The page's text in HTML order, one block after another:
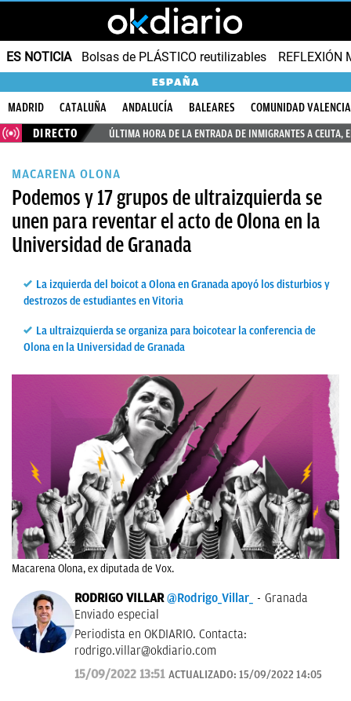
ES NOTICIA Bolsas de PLÁSTICO reutilizables REFLEXIÓN
ESPAÑA
MADRID CATALUÑA ANDALUCÍA BALEARES
COMUNIDAD
DIRECTO
ÚLTIMA HORA DE LA ENTRADA DE INMIGRANTES A CEUTA,
MACARENA OLONA
Podemos y 17 grupos de ultraizquierda se
unen para reventar el acto de Olona en la
Universidad de Granada
La izquierda del boicot a Olona en Granada apoyó los disturbios y
destrozos de estudiantes en Vitoria
La ultraizquierda se organiza para boicotear la conferencia de
Olona en la Universidad de Granada
Macarena Olona, ex diputada de Vox.
RODRIGO VILLAR @Rodrigo_Villar_
Granada
Enviado especial
Periodista en OKDIARIO. Contacta:
rodrigo.villar@okdiario.com
15/09/2022 13:51 ACTUALIZADO: 15/09/2022 14:05